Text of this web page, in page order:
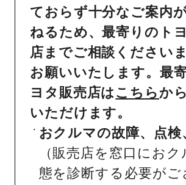
ておらず十分なご案内
ねるため、最寄りのト
店までご相談ください
お願いいたします。最
ヨタ販売店はこちら か
いただけます。
おクルマの故障、点検
（販売店を窓口にお
態を診断する必要がご